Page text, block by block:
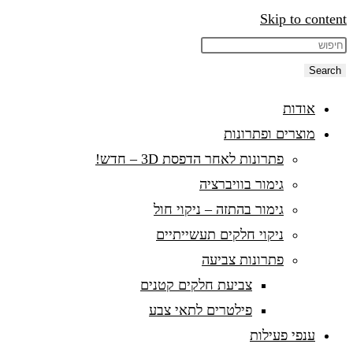
Skip to content
Search
אודות
מוצרים ופתרונות
פתרונות לאחר הדפסת 3D – חדש!
גימור בוויברציה
גימור בהתזה – ניקוי חול
ניקוי חלקים תעשייתיים
פתרונות צביעה
צביעת חלקים קטנים
פילטרים לתאי צבע
ענפי פעילות